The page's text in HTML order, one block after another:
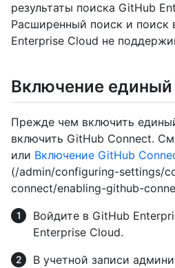
результаты поиска GitHub
Расширенный поиск и поиск
Enterprise Cloud не
Включение единый
Прежде чем включить
включить GitHub Connect.
или Включение GitHub
(/admin/configuring-settings/
connect/enabling-github-
Войдите в GitHub
Enterprise Cloud.
В учетной записи